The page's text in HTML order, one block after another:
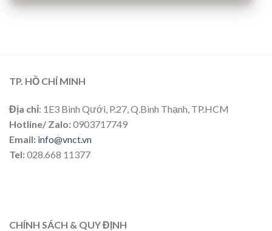
TP. HỒ CHÍ MINH
Địa chỉ: 1E3 Bình Qưới, P.27, Q.Bình Thạnh, TP.HCM
Hotline/ Zalo:0903717749
Email: info@vnct.vn
Tel:028.668 11377
CHÍNH SÁCH & QUY ĐỊNH